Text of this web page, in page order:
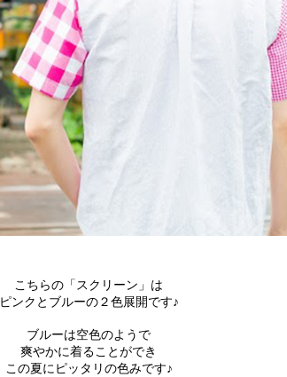
こちらの「スクリーン」は
ピンクとブルーの２色展開です♪
ブルーは空色のようで
爽やかに着ることができ
この夏にピッタリの色みです♪